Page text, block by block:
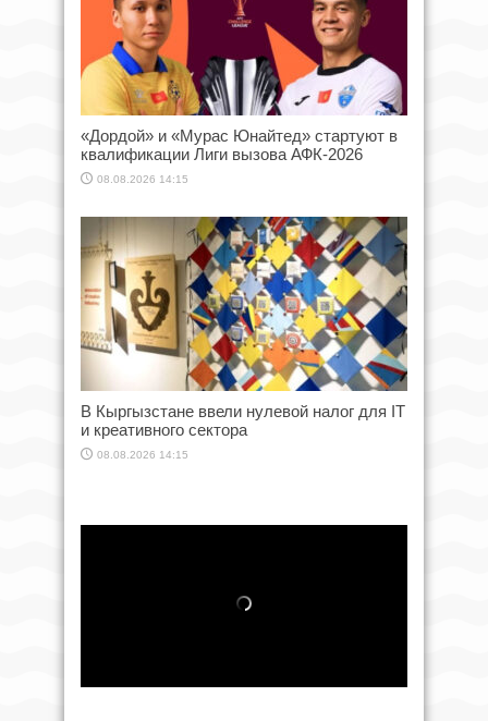
«Дордой» и «Мурас Юнайтед» стартуют в
квалификации Лиги вызова АФК-2026
08.08.2026 14:15
В Кыргызстане ввели нулевой налог для IT
и креативного сектора
08.08.2026 14:15